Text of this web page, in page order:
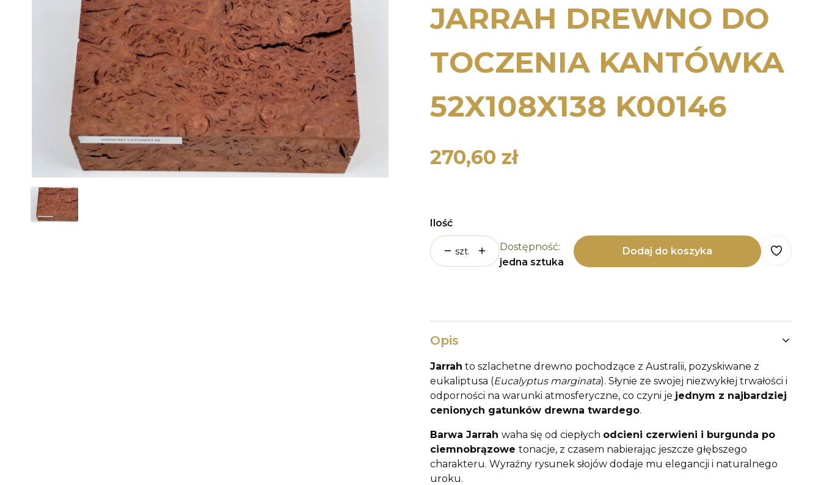
JARRAH DREWNO DO
TOCZENIA KANTÓWKA
52X108X138 K00146
Cena
270,60 zł
Ilość
szt.
Dostępność:
jedna sztuka
Dodaj do koszyka
Opis
Jarrah to szlachetne drewno pochodzące z Australii, pozyskiwane z
eukaliptusa (Eucalyptus marginata). Słynie ze swojej niezwykłej trwałości i
odporności na warunki atmosferyczne, co czyni je jednym z najbardziej
cenionych gatunków drewna twardego.
Barwa Jarrah waha się od ciepłych odcieni czerwieni i burgunda po
ciemnobrązowe tonacje, z czasem nabierając jeszcze głębszego
charakteru. Wyraźny rysunek słojów dodaje mu elegancji i naturalnego
uroku.